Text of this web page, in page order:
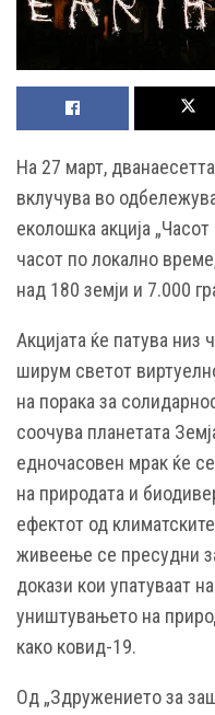
На 27 март,
вклучува во
еколошка акција
часот по локално
над 180 земји и 7.000
Акцијата ќе патува низ
ширум светот
на порака за
соочува планетата
едночасовен мрак ќе
на природата и
ефектот од
живеење се пресудни
докази кои упатуваат
уништувањето на
како ковид-19.
Од „Здружението за